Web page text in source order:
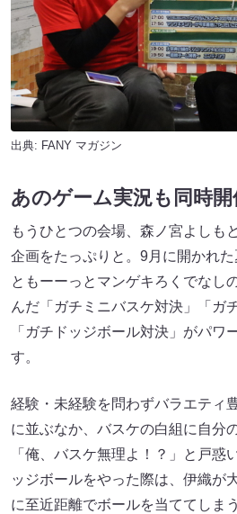
出典: FANY マガジン
あのゲーム実況も同時開
もうひとつの会場、森ノ宮よしも
企画をたっぷりと。9月に開かれ
ともーーっとマンゲキろくでなし
んだ「ガチミニバスケ対決」「ガ
「ガチドッジボール対決」がパワ
す。
経験・未経験を問わずバラエティ
に並ぶなか、バスケの白組に自分
「俺、バスケ無理よ！？」と戸惑
ッジボールをやった際は、伊織が
に至近距離でボールを当ててしま